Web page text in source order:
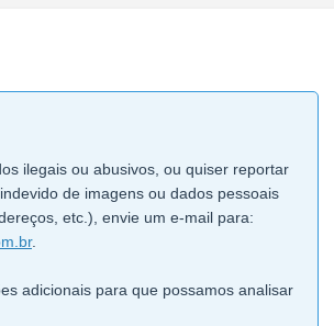
ilegais ou abusivos, ou quiser reportar
de imagens ou dados pessoais
etc.), envie um e-mail para:
.
adicionais para que possamos analisar